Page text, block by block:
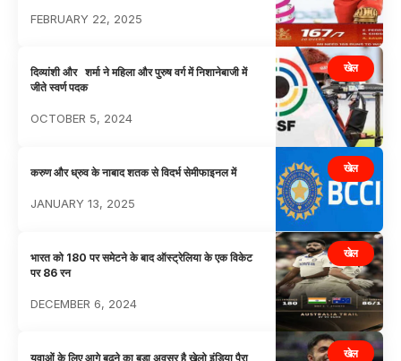
FEBRUARY 22, 2025
खेल
दिव्यांशी और शर्मा ने महिला और पुरुष वर्ग में निशानेबाजी में
जीते स्वर्ण पदक
OCTOBER 5, 2024
खेल
करुण और ध्रुव के नाबाद शतक से विदर्भ सेमीफाइनल में
JANUARY 13, 2025
खेल
भारत को 180 पर समेटने के बाद ऑस्ट्रेलिया के एक विकेट
पर 86 रन
DECEMBER 6, 2024
खेल
युवाओं के लिए आगे बढ़ने का बड़ा अवसर है खेलो इंडिया पैरा